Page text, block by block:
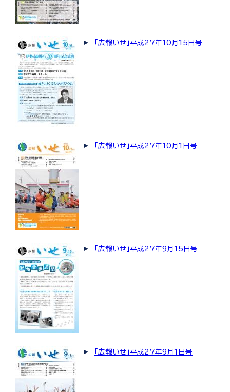
「広報いせ」平成27年10月15日号
「広報いせ」平成27年10月1日号
「広報いせ」平成27年9月15日号
「広報いせ」平成27年9月1日号